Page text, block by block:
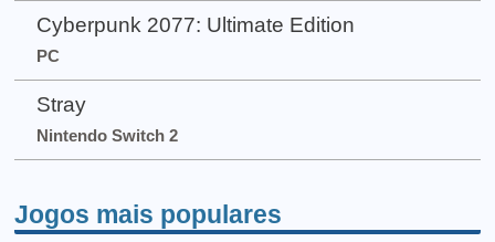
Cyberpunk 2077: Ultimate Edition
PC
Stray
Nintendo Switch 2
Jogos mais populares